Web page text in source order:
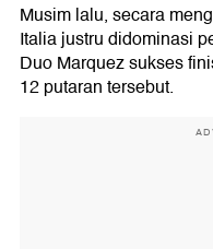
Musim lalu, secara
Italia justru didominasi
Duo Marquez sukses
12 putaran tersebut.